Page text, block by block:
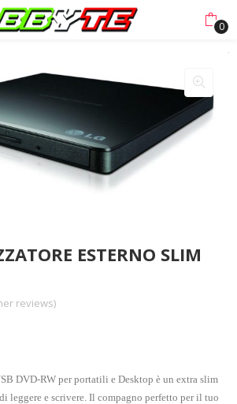
0
ESTERNO SLIM
reviews)
DVD-RW per portatili e Desktop è un extra slim
leggere e scrivere. Il compagno perfetto per il tuo